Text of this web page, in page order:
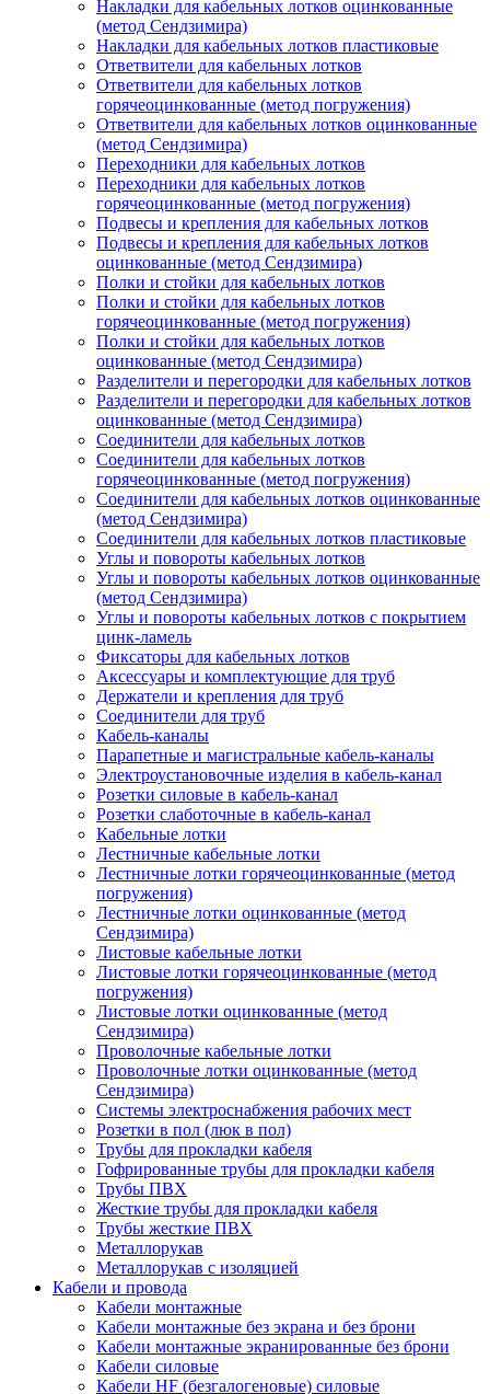
Накладки для кабельных лотков оцинкованные
(метод Сендзимира)
Накладки для кабельных лотков пластиковые
Ответвители для кабельных лотков
Ответвители для кабельных лотков
горячеоцинкованные (метод погружения)
Ответвители для кабельных лотков оцинкованные
(метод Сендзимира)
Переходники для кабельных лотков
Переходники для кабельных лотков
горячеоцинкованные (метод погружения)
Подвесы и крепления для кабельных лотков
Подвесы и крепления для кабельных лотков
оцинкованные (метод Сендзимира)
Полки и стойки для кабельных лотков
Полки и стойки для кабельных лотков
горячеоцинкованные (метод погружения)
Полки и стойки для кабельных лотков
оцинкованные (метод Сендзимира)
Разделители и перегородки для кабельных лотков
Разделители и перегородки для кабельных лотков
оцинкованные (метод Сендзимира)
Соединители для кабельных лотков
Соединители для кабельных лотков
горячеоцинкованные (метод погружения)
Соединители для кабельных лотков оцинкованные
(метод Сендзимира)
Соединители для кабельных лотков пластиковые
Углы и повороты кабельных лотков
Углы и повороты кабельных лотков оцинкованные
(метод Сендзимира)
Углы и повороты кабельных лотков с покрытием
цинк-ламель
Фиксаторы для кабельных лотков
Аксессуары и комплектующие для труб
Держатели и крепления для труб
Соединители для труб
Кабель-каналы
Парапетные и магистральные кабель-каналы
Электроустановочные изделия в кабель-канал
Розетки силовые в кабель-канал
Розетки слаботочные в кабель-канал
Кабельные лотки
Лестничные кабельные лотки
Лестничные лотки горячеоцинкованные (метод
погружения)
Лестничные лотки оцинкованные (метод
Сендзимира)
Листовые кабельные лотки
Листовые лотки горячеоцинкованные (метод
погружения)
Листовые лотки оцинкованные (метод
Сендзимира)
Проволочные кабельные лотки
Проволочные лотки оцинкованные (метод
Сендзимира)
Системы электроснабжения рабочих мест
Розетки в пол (люк в пол)
Трубы для прокладки кабеля
Гофрированные трубы для прокладки кабеля
Трубы ПВХ
Жесткие трубы для прокладки кабеля
Трубы жесткие ПВХ
Металлорукав
Металлорукав с изоляцией
Кабели и провода
Кабели монтажные
Кабели монтажные без экрана и без брони
Кабели монтажные экранированные без брони
Кабели силовые
Кабели HF (безгалогеновые) силовые